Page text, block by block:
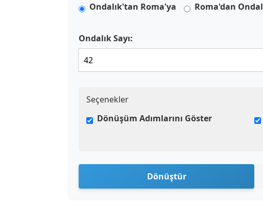
Ondalık'tan Roma'ya Roma'dan
Ondalık Sayı:
Seçenekler
Dönüşüm Adımlarını Göster
Dönüştür